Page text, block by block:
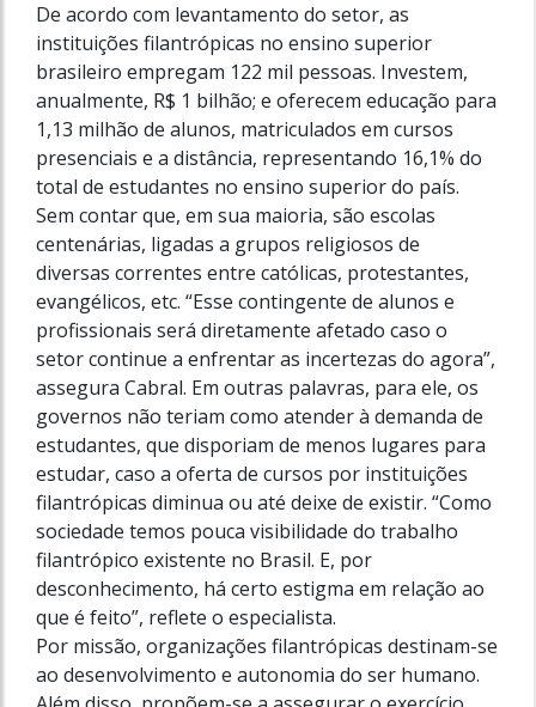
De acordo com levantamento do setor, as
instituições filantrópicas no ensino superior
brasileiro empregam 122 mil pessoas. Investem,
anualmente, R$ 1 bilhão; e oferecem educação para
1,13 milhão de alunos, matriculados em cursos
presenciais e a distância, representando 16,1% do
total de estudantes no ensino superior do país.
Sem contar que, em sua maioria, são escolas
centenárias, ligadas a grupos religiosos de
diversas correntes entre católicas, protestantes,
evangélicos, etc. “Esse contingente de alunos e
profissionais será diretamente afetado caso o
setor continue a enfrentar as incertezas do agora”,
assegura Cabral. Em outras palavras, para ele, os
governos não teriam como atender à demanda de
estudantes, que disporiam de menos lugares para
estudar, caso a oferta de cursos por instituições
filantrópicas diminua ou até deixe de existir. “Como
sociedade temos pouca visibilidade do trabalho
filantrópico existente no Brasil. E, por
desconhecimento, há certo estigma em relação ao
que é feito”, reflete o especialista.
Por missão, organizações filantrópicas des­tinam-se
ao desenvolvimento e autonomia do ser humano.